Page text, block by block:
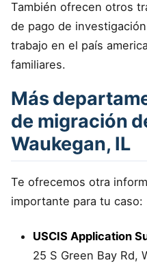
También ofrecen otros
de pago de
trabajo en el país
familiares.
Más
de migración
Waukegan, IL
Te ofrecemos otra
importante para tu caso:
USCIS Application
25 S Green Bay Rd,